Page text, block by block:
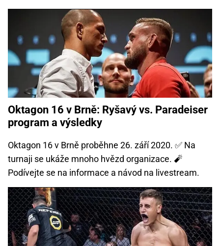
Oktagon 16 v Brně: Ryšavý vs. Paradeiser
program a výsledky
Oktagon 16 v Brně proběhne 26. září 2020. ✅ Na
turnaji se ukáže mnoho hvězd organizace. 🧨
Podívejte se na informace a návod na livestream.